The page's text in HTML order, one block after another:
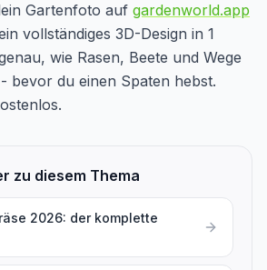
Gartenfoto auf gardenworld.app
vollständiges 3D-Design in 1
wie Rasen, Beete und Wege
bevor du einen Spaten hebst.
zu diesem Thema
2026: der komplette